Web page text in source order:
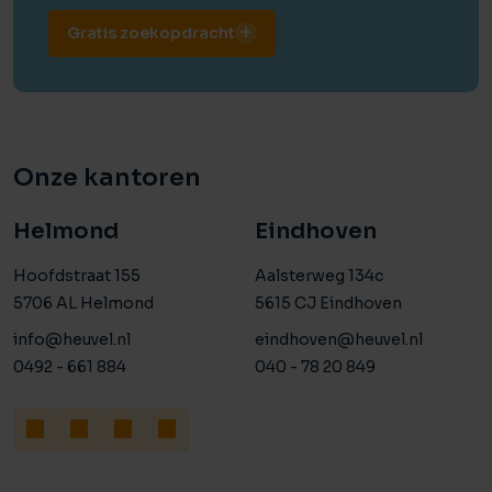
Gratis zoekopdracht
Onze kantoren
Helmond
Hoofdstraat 155
5706 AL Helmond
info@heuvel.nl
0492 - 661 884
Eindhoven
Aalsterweg 134c
5615 CJ Eindhoven
eindhoven@heuvel.nl
040 - 78 20 849